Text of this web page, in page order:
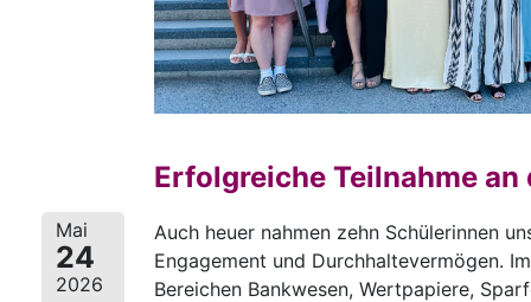
Mai
24
2026
Erfolgreiche Teilnahme
Auch heuer nahmen zehn Schülerinnen
Engagement und Durchhaltevermögen.
Bereichen Bankwesen, Wertpapiere,